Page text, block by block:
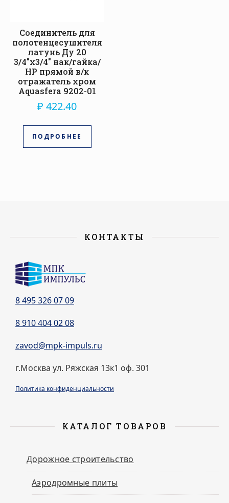
Соединитель для
полотенцесушителя
латунь Ду 20
3/4″x3/4″ нак/гайка/
НР прямой в/к
отражатель хром
Aquasfera 9202-01
₽ 422.40
ПОДРОБНЕЕ
КОНТАКТЫ
8 495 326 07 09
8 910 404 02 08
zavod@mpk-impuls.ru
г.Москва ул. Ряжская 13к1 оф. 301
Политика конфиденциальности
КАТАЛОГ ТОВАРОВ
Дорожное строительство
Аэродромные плиты